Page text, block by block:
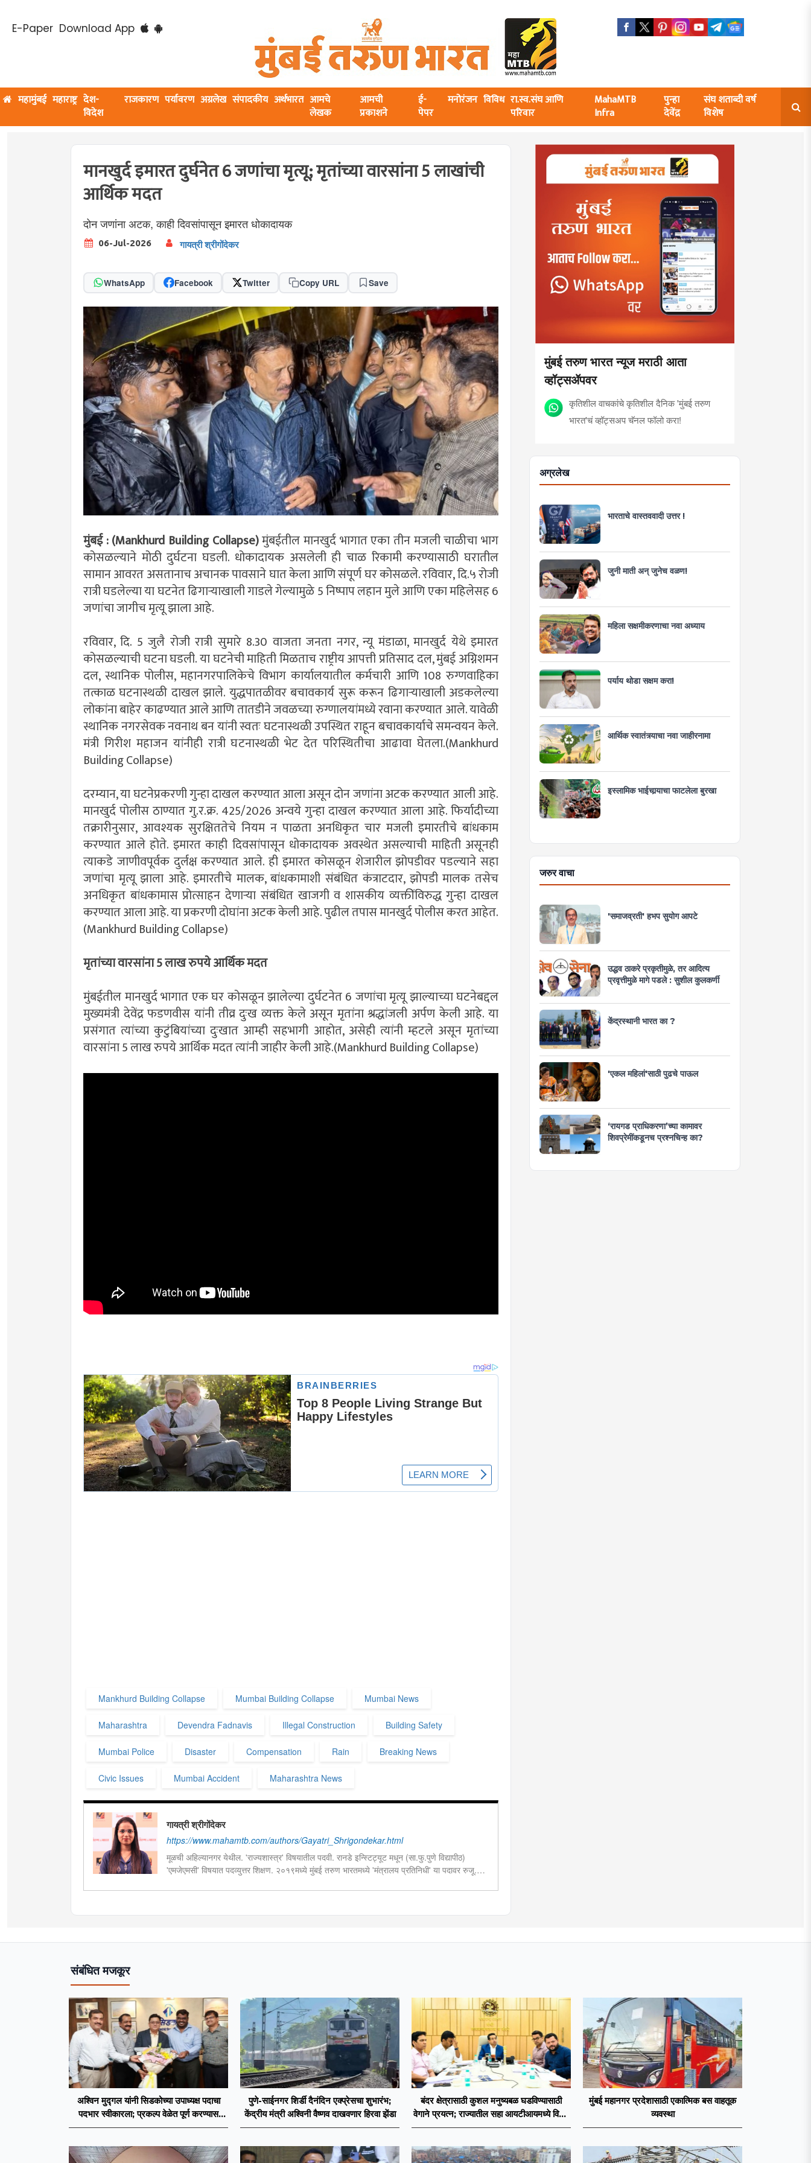
E-Paper Download App
महामुंबई महाराष्ट्र देश-
विदेश
राजकारण पर्यावरण अग्रलेख संपादकीय अर्थभारत आमचे
लेखक
आमची
प्रकाशने
ई-
पेपर
मनोरंजन विविध रा.स्व.संघ आणि
परिवार
MahaMTB
Infra
पुन्हा
देवेंद्र
संघ शताब्दी वर्ष
विशेष
मानखुर्द इमारत दुर्घनेत 6 जणांचा मृत्यू; मृतांच्या वारसांना 5 लाखांची
आर्थिक मदत
दोन जणांना अटक, काही दिवसांपासून इमारत धोकादायक
06-Jul-2026 गायत्री श्रीगोंदेकर
WhatsApp Facebook Twitter Copy URL Save
मुंबई : (Mankhurd Building Collapse)मुंबईतील मानखुर्द भागात एका तीन मजली चाळीचा भाग
कोसळल्याने मोठी दुर्घटना घडली. धोकादायक असलेली ही चाळ रिकामी करण्यासाठी घरातील
सामान आवरत असतानाच अचानक पावसाने घात केला आणि संपूर्ण घर कोसळले. रविवार, दि.५ रोजी
रात्री घडलेल्या या घटनेत ढिगाऱ्याखाली गाडले गेल्यामुळे 5 निष्पाप लहान मुले आणि एका महिलेसह 6
जणांचा जागीच मृत्यू झाला आहे.
रविवार, दि. 5 जुलै रोजी रात्री सुमारे 8.30 वाजता जनता नगर, न्यू मंडाळा, मानखुर्द येथे इमारत
कोसळल्याची घटना घडली. या घटनेची माहिती मिळताच राष्ट्रीय आपत्ती प्रतिसाद दल, मुंबई अग्निशमन
दल, स्थानिक पोलीस, महानगरपालिकेचे विभाग कार्यालयातील कर्मचारी आणि 108 रुग्णवाहिका
तत्काळ घटनास्थळी दाखल झाले. युद्धपातळीवर बचावकार्य सुरू करून ढिगाऱ्याखाली अडकलेल्या
लोकांना बाहेर काढण्यात आले आणि तातडीने जवळच्या रुग्णालयांमध्ये रवाना करण्यात आले. यावेळी
स्थानिक नगरसेवक नवनाथ बन यांनी स्वतः घटनास्थळी उपस्थित राहून बचावकार्याचे समन्वयन केले.
मंत्री गिरीश महाजन यांनीही रात्री घटनास्थळी भेट देत परिस्थितीचा आढावा घेतला.(Mankhurd
Building Collapse)
दरम्यान, या घटनेप्रकरणी गुन्हा दाखल करण्यात आला असून दोन जणांना अटक करण्यात आली आहे.
मानखुर्द पोलीस ठाण्यात गु.र.क्र. 425/2026 अन्वये गुन्हा दाखल करण्यात आला आहे. फिर्यादीच्या
तक्रारीनुसार, आवश्यक सुरक्षिततेचे नियम न पाळता अनधिकृत चार मजली इमारतीचे बांधकाम
करण्यात आले होते. इमारत काही दिवसांपासून धोकादायक अवस्थेत असल्याची माहिती असूनही
त्याकडे जाणीवपूर्वक दुर्लक्ष करण्यात आले. ही इमारत कोसळून शेजारील झोपडीवर पडल्याने सहा
जणांचा मृत्यू झाला आहे. इमारतीचे मालक, बांधकामाशी संबंधित कंत्राटदार, झोपडी मालक तसेच
अनधिकृत बांधकामास प्रोत्साहन देणाऱ्या संबंधित खाजगी व शासकीय व्यक्तींविरुद्ध गुन्हा दाखल
करण्यात आला आहे. या प्रकरणी दोघांना अटक केली आहे. पुढील तपास मानखुर्द पोलीस करत आहेत.
(Mankhurd Building Collapse)
मृतांच्या वारसांना 5 लाख रुपये आर्थिक मदत
मुंबईतील मानखुर्द भागात एक घर कोसळून झालेल्या दुर्घटनेत 6 जणांचा मृत्यू झाल्याच्या घटनेबद्दल
मुख्यमंत्री देवेंद्र फडणवीस यांनी तीव्र दुःख व्यक्त केले असून मृतांना श्रद्धांजली अर्पण केली आहे. या
प्रसंगात त्यांच्या कुटुंबियांच्या दुःखात आम्ही सहभागी आहोत, असेही त्यांनी म्हटले असून मृतांच्या
वारसांना 5 लाख रुपये आर्थिक मदत त्यांनी जाहीर केली आहे.(Mankhurd Building Collapse)
Mankhurd Building Collapse Mumbai Building Collapse Mumbai News
Maharashtra Devendra Fadnavis Illegal Construction Building Safety
Mumbai Police Disaster Compensation Rain Breaking News
Civic Issues Mumbai Accident Maharashtra News
गायत्री श्रीगोंदेकर
https://www.mahamtb.com/authors/Gayatri_Shrigondekar.html
मूळची अहिल्यानगर येथील. 'राज्यशास्त्र' विषयातील पदवी. रानडे इन्स्टिट्यूट मधून (सा.फु.पुणे विद्यापीठ)
'एमजेएमसी' विषयात पदव्युत्तर शिक्षण. २०१९मध्ये मुंबई तरुण भारतमध्ये 'मंत्रालय प्रतिनिधी' या पदावर रुजू.
फिल्ड रिपोर्ट आणि लेखनात रस.
मुंबई तरुण भारत न्यूज मराठी आता
व्हॉट्सॲपवर
कृतिशील वाचकांचे कृतिशील दैनिक 'मुंबई तरुण
भारत'चं व्हॉट्सअप चॅनल फॉलो करा!
अग्रलेख
भारताचे वास्तववादी उत्तर !
जुनी माती अन् जुनेच वळण!
महिला सक्षमीकरणाचा नवा अध्याय
पर्याय थोडा सक्षम करा!
आर्थिक स्वातंत्र्याचा नवा जाहीरनामा
इस्लामिक भाईचार्‍याचा फाटलेला बुरखा
जरुर वाचा
'समाजव्रती' हभप सुयोग आपटे
उद्धव ठाकरे प्रकृतीमुळे, तर आदित्य
प्रवृत्तीमुळे मागे पडले : सुशील कुलकर्णी
केंद्रस्थानी भारत का ?
'एकल महिलां'साठी पुढचे पाऊल
‘रायगड प्राधिकरणा’च्या कामावर
शिवप्रेमींकडूनच प्रश्नचिन्ह का?
संबंधित मजकूर
अश्विन मुद्गल यांनी सिडकोच्या उपाध्यक्ष पदाचा
पदभार स्वीकारला; प्रकल्प वेळेत पूर्ण करण्यास
प्राधान्य देणार : अश्विन मुद्गल
पुणे-साईनगर शिर्डी दैनंदिन एक्प्रेसचा शुभारंभ;
केंद्रीय मंत्री अश्विनी वैष्णव दाखवणार हिरवा झेंडा
बंदर क्षेत्रासाठी कुशल मनुष्यबळ घडविण्यासाठी
वेगाने प्रयत्न; राज्यातील सहा आयटीआयमध्ये विशेष
अभ्यासक्रम - मंत्री नितेश राणे
मुंबई महानगर प्रदेशासाठी एकात्मिक बस वाहतूक
व्यवस्था